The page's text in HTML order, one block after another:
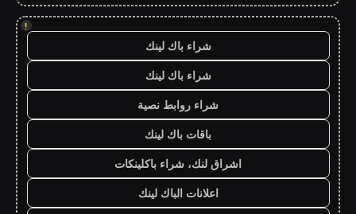
!
شراء باك لينك
شراء باك لينك
شراء روابط نصية
باقات باك لينك
اشراق لنك، شراء باكلينكات
اعلانات الباك لينك